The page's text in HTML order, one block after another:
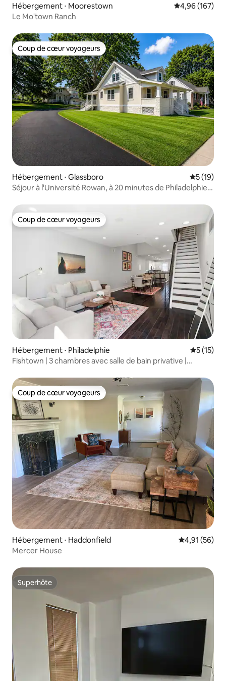
Hébergement ⋅ Moorestown Évaluation
4,96 (167)
Le Mo'town Ranch
Coup de cœur voyageurs
Coup de cœur voyageurs
Hébergement ⋅ Glassboro
5 (19)
Séjour à l'Université Rowan, à 20 minutes de Philadelphie,
Coup de cœur voyageurs
Coup de cœur voyageurs
Hébergement ⋅ Philadelphie
5 (15)
Fishtown | 3 chambres avec salle de bain privative |
10 personnes
Coup de cœur voyageurs
Coup de cœur voyageurs
Hébergement ⋅ Haddonfield Évaluation
4,91 (56)
Mercer House
Superhôte
Superhôte